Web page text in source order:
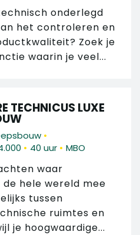
onderlegd
het controleren en
Zoek je
waarin je veel...
TECHNICUS LUXE
•
• 40 uur • MBO
waar
hele wereld mee
tussen
ruimtes en
je hoogwaardige...